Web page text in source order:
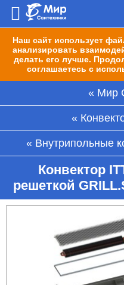
Наш сайт использует
анализировать
делать его лучше.
соглашаетесь с
Мир
Внутрипольные
Конвектор
решеткой